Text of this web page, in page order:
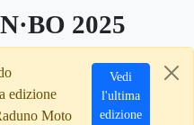
2025
edizione
Moto
Vedi
l'ultima
edizione